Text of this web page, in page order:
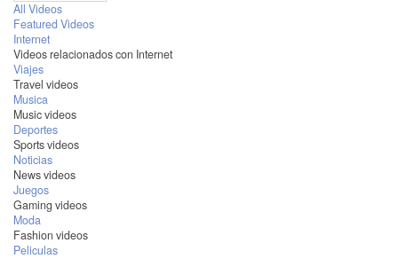
All Videos
Featured Videos
Internet
Videos relacionados con Internet
Viajes
Travel videos
Musica
Music videos
Deportes
Sports videos
Noticias
News videos
Juegos
Gaming videos
Moda
Fashion videos
Peliculas